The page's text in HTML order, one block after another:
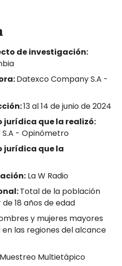
de investigación:
Datexco Company S.A -
13 al 14 de junio de 2024
jurídica que la realizó:
- Opinómetro
jurídica que la
La W Radio
Total de la población
18 años de edad
y mujeres mayores
en las regiones del alcance
Muestreo Multietápico